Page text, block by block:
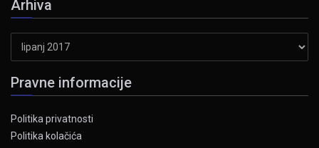
Arhiva
Pravne informacije
Politika privatnosti
Politika kolačića